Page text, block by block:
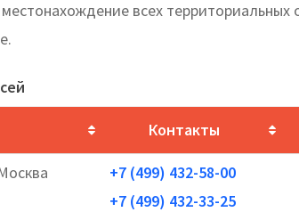
всех
Контакты
+7 (499) 432-58-00
+7 (499) 432-33-25